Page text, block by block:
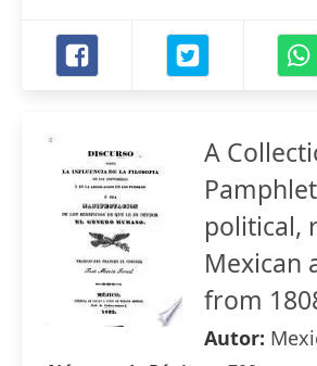
A
political,
Mexican
from
Autor: